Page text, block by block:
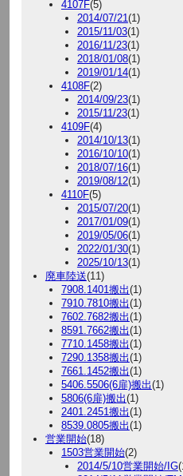
4107F(5)
2014/07/21(1)
2015/11/03(1)
2016/11/23(1)
2018/01/08(1)
2019/01/14(1)
4108F(2)
2014/09/23(1)
2015/11/23(1)
4109F(4)
2014/10/13(1)
2016/10/10(1)
2018/07/16(1)
2019/08/12(1)
4110F(5)
2015/07/20(1)
2017/01/09(1)
2019/05/06(1)
2022/01/30(1)
2025/10/13(1)
廃車陸送(11)
7908.1401搬出(1)
7910.7810搬出(1)
7602.7682搬出(1)
8591.7662搬出(1)
7710.1458搬出(1)
7290.1358搬出(1)
7661.1452搬出(1)
5406.5506(6扉)搬出(1)
5806(6扉)搬出(1)
2401.2451搬出(1)
8539.0805搬出(1)
営業開始(18)
1503営業開始(2)
2014/5/10営業開始/IG